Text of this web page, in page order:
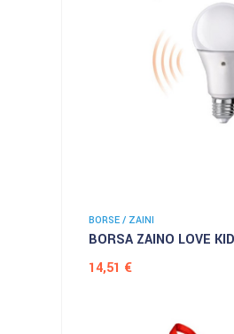
BORSE / ZAINI
BORSA ZAINO LOVE
Prezzo
14,51 €